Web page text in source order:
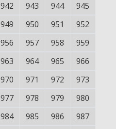
942 943 944
945
949 950 951
952
956 957 958
959
963 964 965
966
970 971 972
973
977 978 979
980
984 985 986
987